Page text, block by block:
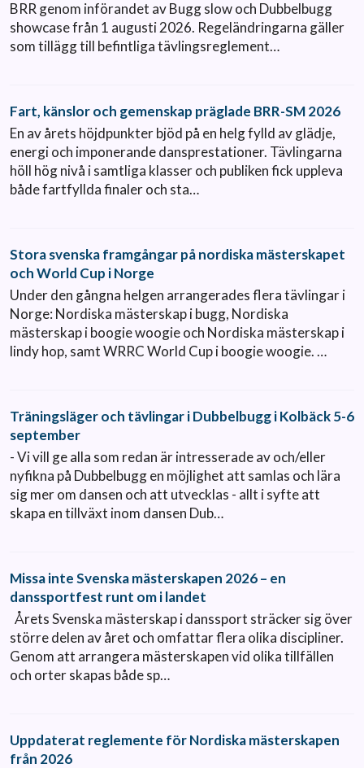
BRR genom införandet av Bugg slow och Dubbelbugg
showcase från 1 augusti 2026. Regeländringarna gäller
som tillägg till befintliga tävlingsreglement…
Fart, känslor och gemenskap präglade BRR-SM 2026
En av årets höjdpunkter bjöd på en helg fylld av glädje,
energi och imponerande dansprestationer. Tävlingarna
höll hög nivå i samtliga klasser och publiken fick uppleva
både fartfyllda finaler och sta…
Stora svenska framgångar på nordiska mästerskapet
och World Cup i Norge
Under den gångna helgen arrangerades flera tävlingar i
Norge: Nordiska mästerskap i bugg, Nordiska
mästerskap i boogie woogie och Nordiska mästerskap i
lindy hop, samt WRRC World Cup i boogie woogie. …
Träningsläger och tävlingar i Dubbelbugg i Kolbäck 5-6
september
- Vi vill ge alla som redan är intresserade av och/eller
nyfikna på Dubbelbugg en möjlighet att samlas och lära
sig mer om dansen och att utvecklas - allt i syfte att
skapa en tillväxt inom dansen Dub…
Missa inte Svenska mästerskapen 2026 – en
danssportfest runt om i landet
Årets Svenska mästerskap i danssport sträcker sig över
större delen av året och omfattar flera olika discipliner.
Genom att arrangera mästerskapen vid olika tillfällen
och orter skapas både sp…
Uppdaterat reglemente för Nordiska mästerskapen
från 2026